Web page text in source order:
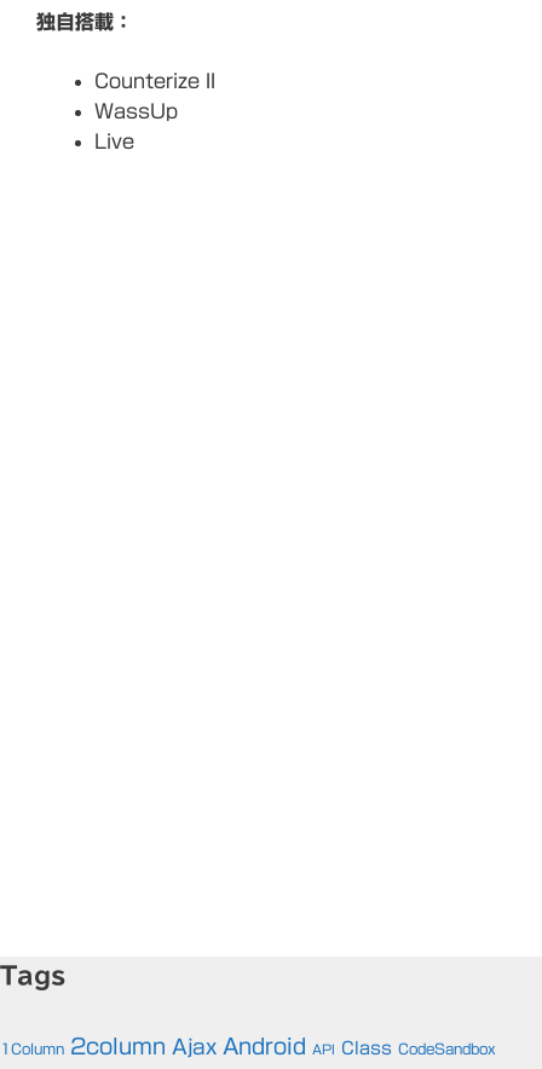
独自搭載：
Counterize II
WassUp
Live
Tags
1Column 2column Ajax Android API Class CodeSandbox